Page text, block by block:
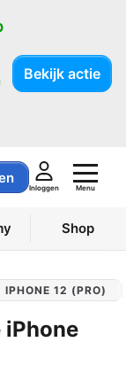
Bekijk actie
Inloggen Menu
Shop
IPHONE 12 (PRO)